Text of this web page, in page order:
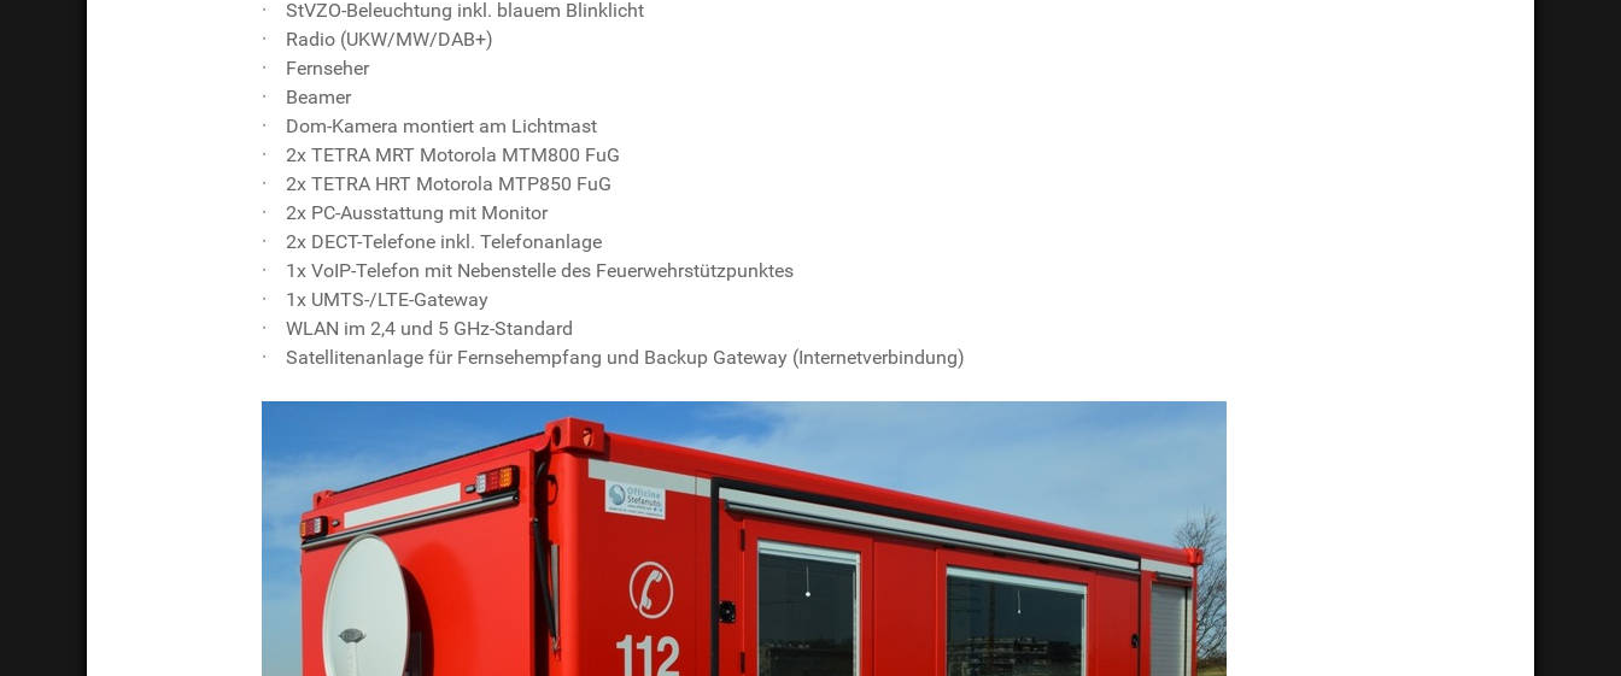
· StVZO-Beleuchtung inkl. blauem Blinklicht
· Radio (UKW/MW/DAB+)
· Fernseher
· Beamer
· Dom-Kamera montiert am Lichtmast
· 2x TETRA MRT Motorola MTM800 FuG
· 2x TETRA HRT Motorola MTP850 FuG
· 2x PC-Ausstattung mit Monitor
· 2x DECT-Telefone inkl. Telefonanlage
· 1x VoIP-Telefon mit Nebenstelle des Feuerwehrstützpunktes
· 1x UMTS-/LTE-Gateway
· WLAN im 2,4 und 5 GHz-Standard
· Satellitenanlage für Fernsehempfang und Backup Gateway (Internetverbindung)